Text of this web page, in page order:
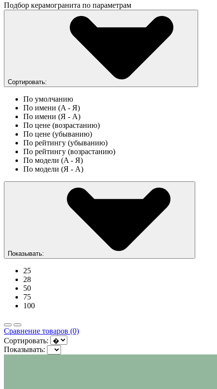
Подбор керамогранита по параметрам
Сортировать:
По умолчанию
По имени (A - Я)
По имени (Я - A)
По цене (возрастанию)
По цене (убыванию)
По рейтингу (убыванию)
По рейтингу (возрастанию)
По модели (A - Я)
По модели (Я - A)
Показывать:
25
28
50
75
100
Сравнение товаров (0)
Сортировать:
Показывать: